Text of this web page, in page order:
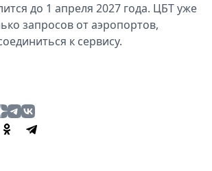
до 1 апреля 2027 года. ЦБТ уже
запросов от аэропортов,
к сервису.